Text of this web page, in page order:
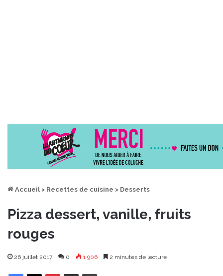
Accueil > Recettes de cuisine > Desserts
Pizza dessert, vanille, fruits
rouges
26 juillet 2017 0 1 906 2 minutes de lecture